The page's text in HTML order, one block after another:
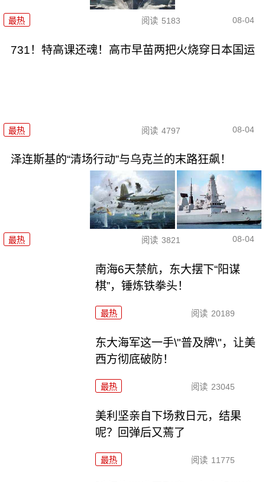
最热 阅读 5183 08-04
731！特高课还魂！高市早苗两把火烧穿日本国运
最热 阅读 4797 08-04
泽连斯基的“清场行动”与乌克兰的末路狂飙！
最热 阅读 3821 08-04
南海6天禁航，东大摆下“阳谋
棋”，锤炼铁拳头！
最热 阅读 20189
东大海军这一手\"普及牌\"，让美
西方彻底破防！
最热 阅读 23045
美利坚亲自下场救日元，结果
呢？回弹后又蔫了
最热 阅读 11775